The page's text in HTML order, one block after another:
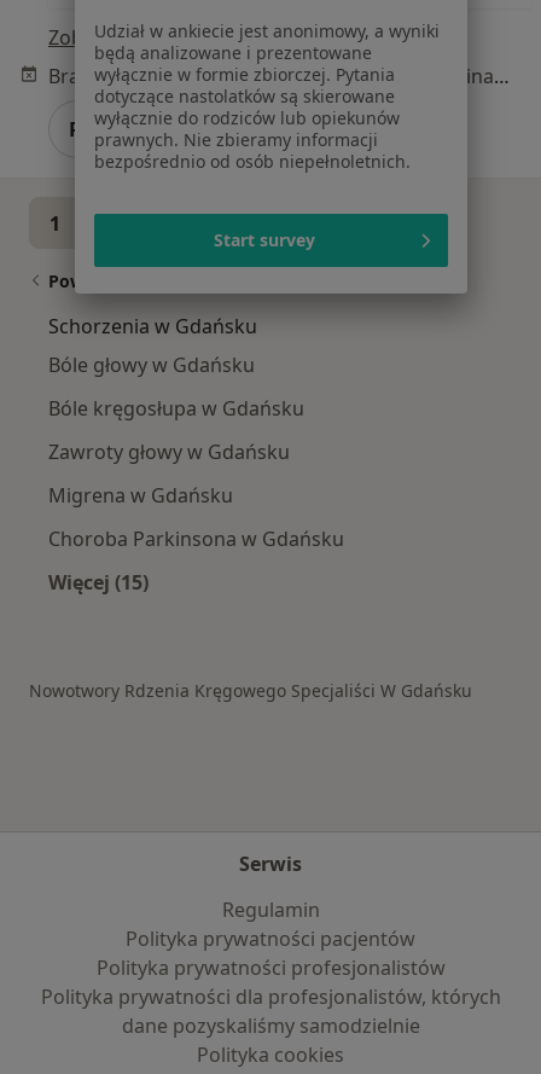
Zobacz wszystkich 36 specjalistów
Brak dostępnych specjalistów z wolnymi terminami w tym centrum medycznym.
Pokaż profil
1
Powiązane wyszukiwania
Schorzenia w Gdańsku
Bóle głowy w Gdańsku
Bóle kręgosłupa w Gdańsku
Zawroty głowy w Gdańsku
Migrena w Gdańsku
Choroba Parkinsona w Gdańsku
Więcej (15)
Nowotwory Rdzenia Kręgowego Specjaliści W Gdańsku
Serwis
Regulamin
Polityka prywatności pacjentów
Polityka prywatności profesjonalistów
Polityka prywatności dla profesjonalistów, których
dane pozyskaliśmy samodzielnie
Polityka cookies
Udział w ankiecie jest anonimowy, a wyniki
będą analizowane i prezentowane
wyłącznie w formie zbiorczej. Pytania
dotyczące nastolatków są skierowane
wyłącznie do rodziców lub opiekunów
prawnych. Nie zbieramy informacji
bezpośrednio od osób niepełnoletnich.
Start survey